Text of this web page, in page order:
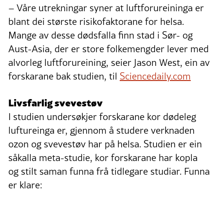
– Våre utrekningar syner at luftforureininga er
blant dei største risikofaktorane for helsa.
Mange av desse dødsfalla finn stad i Sør- og
Aust-Asia, der er store folkemengder lever med
alvorleg luftforureining, seier Jason West, ein av
forskarane bak studien, til Sciencedaily.com
Livsfarlig svevestøv
I studien undersøkjer forskarane kor dødeleg
luftureinga er, gjennom å studere verknaden
ozon og svevestøv har på helsa. Studien er ein
såkalla meta-studie, kor forskarane har kopla
og stilt saman funna frå tidlegare studiar. Funna
er klare: